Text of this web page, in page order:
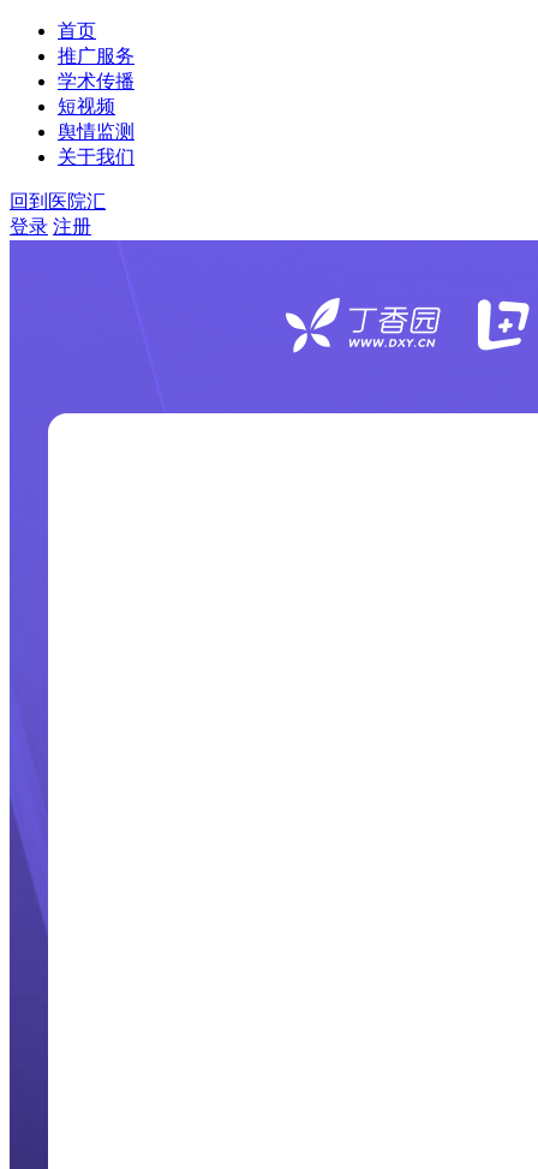
首页
推广服务
学术传播
短视频
舆情监测
关于我们
回到医院汇
登录 注册